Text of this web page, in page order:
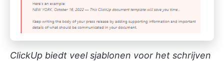
ClickUp biedt veel sjablonen voor het schrijven